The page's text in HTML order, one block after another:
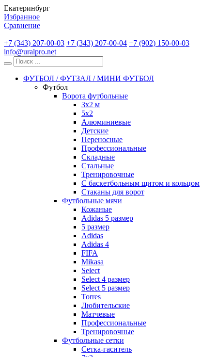
Екатеринбург
Избранное
Сравнение
+7 (343) 207-00-03 +7 (343) 207-00-04 +7 (902) 150-00-03
info@uralpro.net
ФУТБОЛ / ФУТЗАЛ / МИНИ ФУТБОЛ
Футбол
Ворота футбольные
3х2 м
5х2
Алюминиевые
Детские
Переносные
Профессиональные
Складные
Стальные
Тренировочные
С баскетбольным щитом и кольцом
Стаканы для ворот
Футбольные мячи
Кожаные
Adidas 5 размер
5 размер
Adidas
Adidas 4
FIFA
Mikasa
Select
Select 4 размер
Select 5 размер
Torres
Любительские
Матчевые
Профессиональные
Тренировочные
Футбольные сетки
Сетка-гаситель